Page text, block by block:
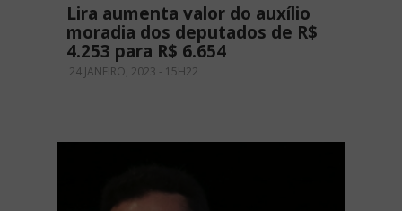
Lira aumenta valor do auxílio
moradia dos deputados de R$
4.253 para R$ 6.654
24 JANEIRO, 2023 - 15H22